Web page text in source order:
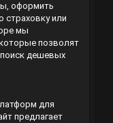
оформить
страховку или
мы
позволят
поиск дешевых
для
предлагает